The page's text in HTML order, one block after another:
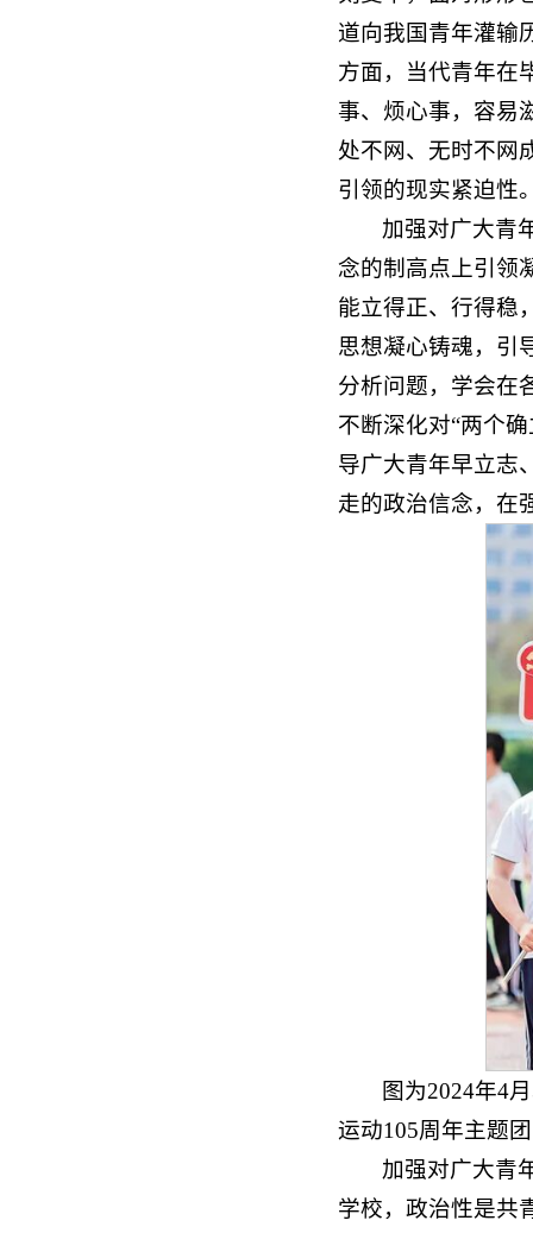
道向我国青年灌输
方面，当代青年在
事、烦心事，容易
处不网、无时不网
引领的现实紧迫性
加强对广大青
念的制高点上引领
能立得正、行得稳
思想凝心铸魂，引
分析问题，学会在
不断深化对“两个
导广大青年早立志
走的政治信念，在
图为2024年4
运动105周年主题
加强对广大青
学校，政治性是共